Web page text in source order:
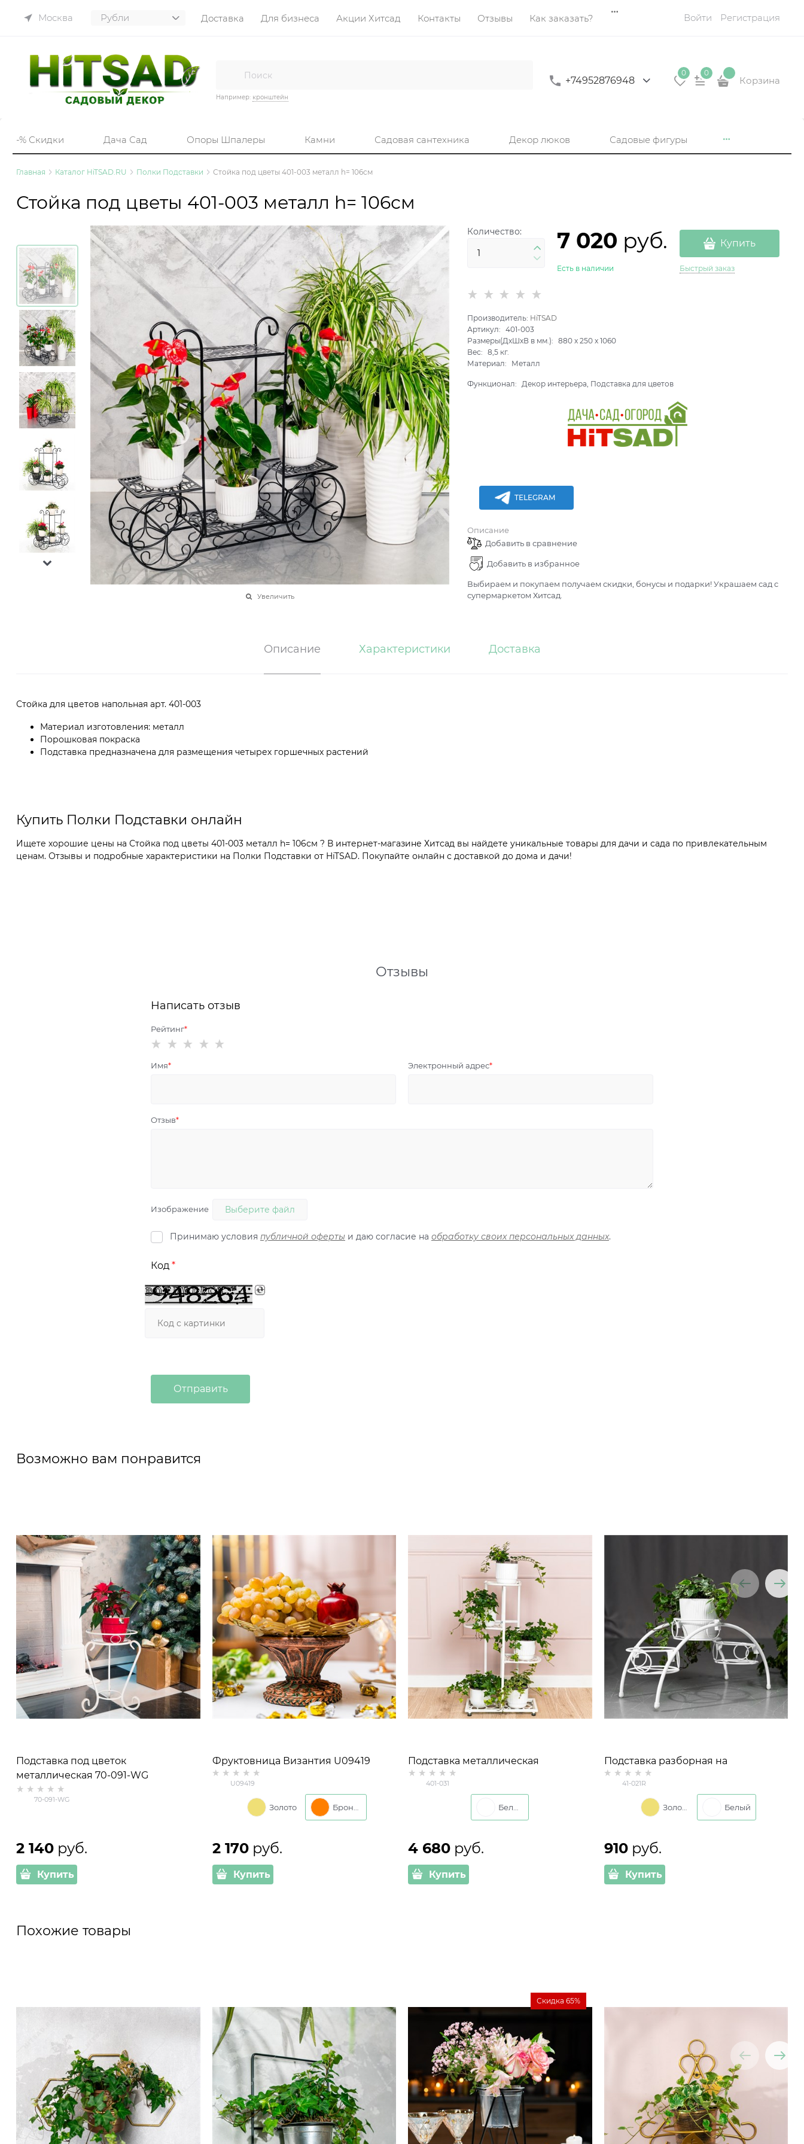
Москва Доставка Для бизнеса Акции Хитсад Контакты Отзывы Как заказать? Войти Регистрация
Например: кронштейн
+74952876948
0 0
Корзина
-% Скидки Дача Сад Опоры Шпалеры Камни Садовая сантехника Декор люков Садовые фигуры
Главная Каталог HiTSAD.RU Полки Подставки Стойка под цветы 401-003 металл h= 106см
Стойка под цветы 401-003 металл h= 106см
Увеличить
Количество: 7 020 руб.
Есть в наличии
Купить
Быстрый заказ
Производитель: HiTSAD
Артикул:
401-003
Размеры(ДхШхВ в мм.):
880 x250 x1060
Вес:
8,5 кг.
Материал:
Металл
Функционал: Декор интерьера, Подставка для цветов
TELEGRAM
Описание
Добавить в сравнение
Добавить в избранное
Выбираем и покупаем получаем скидки, бонусы и подарки! Украшаем сад с
супермаркетом Хитсад.
Описание Характеристики Доставка
Стойка для цветов напольная арт. 401-003
Материал изготовления: металл
Порошковая покраска
Подставка предназначена для размещения четырех горшечных растений
Купить Полки Подставки онлайн
Ищете хорошие цены на Стойка под цветы 401-003 металл h= 106см ? В интернет-магазине Хитсад вы найдете уникальные товары для дачи и сада по привлекательным
ценам. Отзывы и подробные характеристики на Полки Подставки от HiTSAD. Покупайте онлайн с доставкой до дома и дачи!
Отзывы
Написать отзыв
Рейтинг
Имя Электронный адрес
Отзыв
Изображение Выберите файл
Принимаю условия публичной оферты и даю согласие на обработку своих персональных данных.
Код
Возможно вам понравится
Подставка под цветок
металлическая 70-091-WG
70-091-WG
2 140 руб.
Купить
Фруктовница Византия U09419
полистоун, металл
U09419
Золото
2 170 руб.
Купить
Подставка металлическая
напольная на 5 цветков 401-031
401-031
4 680 руб.
Купить
Подставка разборная на
подоконник для 3 кашпо 41-021R
41-021R
Белый
910 руб.
Купить
Похожие товары
Скидка 65%